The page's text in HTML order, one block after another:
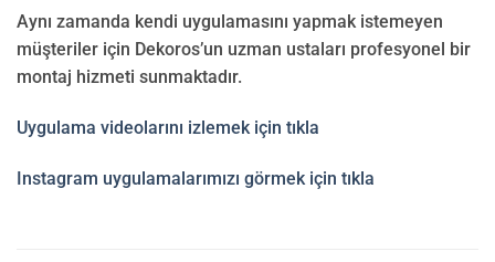
Aynı zamanda kendi uygulamasını yapmak istemeyen
müşteriler için Dekoros’un uzman ustaları profesyonel bir
montaj hizmeti sunmaktadır.
Uygulama videolarını izlemek için tıkla
Instagram uygulamalarımızı görmek için tıkla